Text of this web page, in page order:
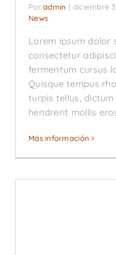
Poradmin | diciembre
News
Lorem ipsum dolor
consectetur
fermentum cursus
Quisque tempus
turpis tellus,
hendrerit mollis
Más información